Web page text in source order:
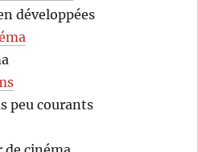
développées
peu courants